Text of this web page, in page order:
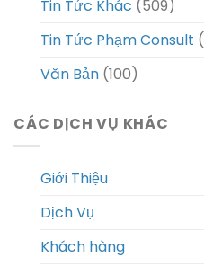
Tin Tức Khác (509)
Tin Tức Phạm Consult
Văn Bản (100)
CÁC DỊCH VỤ KHÁC
Giới Thiệu
Dịch Vụ
Khách hàng